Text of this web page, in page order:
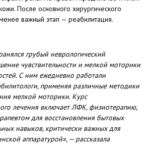
После основного хирургического
важный этап — реабилитация.
грубый неврологический
чувствительности и мелкой моторики
С ним ежедневно работали
применяя различные методики
мелкой моторики. Курс
лечения включает ЛФК, физиотерапию,
для восстановления бытовых
навыков, критически важных для
аппаратурой», — рассказала